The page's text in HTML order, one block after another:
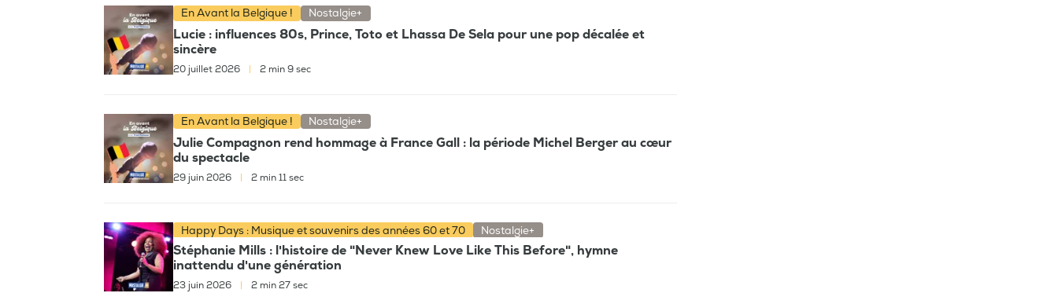
En Avant la Belgique ! Nostalgie+
Lucie : influences 80s, Prince, Toto et Lhassa De Sela pour une pop décalée et
sincère
20 juillet 2026 2 min 9 sec
En Avant la Belgique ! Nostalgie+
Julie Compagnon rend hommage à France Gall : la période Michel Berger au cœur
du spectacle
29 juin 2026 | 2 min 11 sec
Happy Days : Musique et souvenirs des années 60 et 70 Nostalgie+
Stéphanie Mills : l'histoire de "Never Knew Love Like This Before", hymne
inattendu d'une génération
23 juin 2026 2 min 27 sec